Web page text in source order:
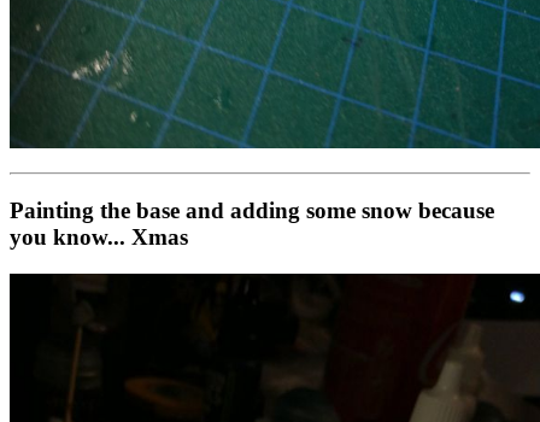
Painting the base and adding some snow because
you know... Xmas